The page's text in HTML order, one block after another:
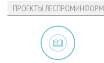
ПРОЕКТЫ ЛЕСПРОМИНФОРМ